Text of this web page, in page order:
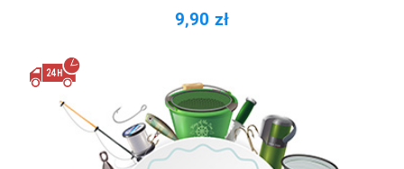
9,90 zł